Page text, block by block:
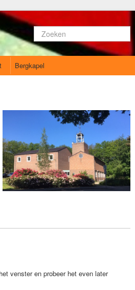
Zoeken...
Bergkapel
venster en probeer het even later